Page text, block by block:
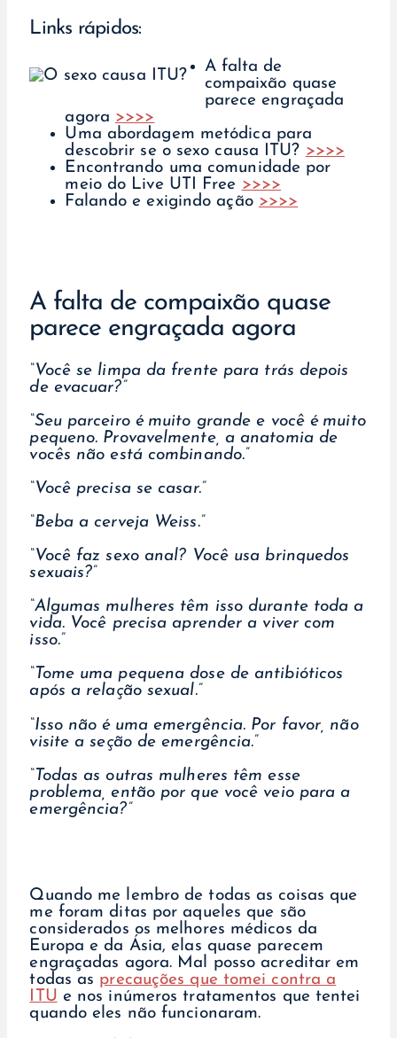
Links rápidos:
A falta de
compaixão quase
parece engraçada
agora >>>>
Uma abordagem metódica para
descobrir se o sexo causa ITU? >>>>
Encontrando uma comunidade por
meio do Live UTI Free >>>>
Falando e exigindo ação >>>>
A falta de compaixão quase
parece engraçada agora
“Você se limpa da frente para trás depois
de evacuar?”
“Seu parceiro é muito grande e você é muito
pequeno. Provavelmente, a anatomia de
vocês não está combinando.”
“Você precisa se casar.”
“Beba a cerveja Weiss.”
“Você faz sexo anal? Você usa brinquedos
sexuais?”
“Algumas mulheres têm isso durante toda a
vida. Você precisa aprender a viver com
isso.”
“Tome uma pequena dose de antibióticos
após a relação sexual.”
“Isso não é uma emergência. Por favor, não
visite a seção de emergência.”
“Todas as outras mulheres têm esse
problema, então por que você veio para a
emergência?”
Quando me lembro de todas as coisas que
me foram ditas por aqueles que são
considerados os melhores médicos da
Europa e da Ásia, elas quase parecem
engraçadas agora. Mal posso acreditar em
todas as precauções que tomei contra a
ITU e nos inúmeros tratamentos que tentei
quando eles não funcionaram.